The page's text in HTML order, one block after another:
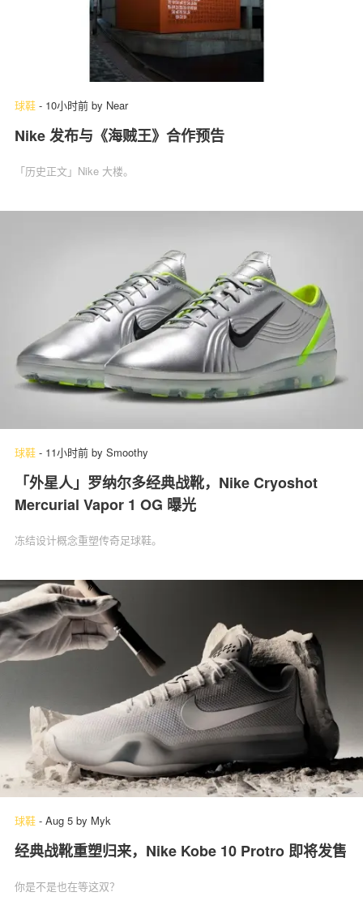
球鞋 - 10小时前 by Near
Nike 发布与《海贼王》合作预告
「历史正文」Nike 大楼。
球鞋 - 11小时前 by Smoothy
「外星人」罗纳尔多经典战靴，Nike Cryoshot
Mercurial Vapor 1 OG 曝光
冻结设计概念重塑传奇足球鞋。
球鞋 - Aug 5 by Myk
经典战靴重塑归来，Nike Kobe 10 Protro 即将发售
你是不是也在等这双？